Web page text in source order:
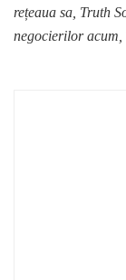
rețeaua sa, Truth
negocierilor acum,